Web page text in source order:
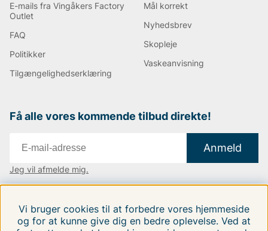
E-mails fra Vingåkers Factory
Outlet
FAQ
Politikker
Tilgængelighedserklæring
Mål korrekt
Nyhedsbrev
Skopleje
Vaskeanvisning
Få alle vores kommende tilbud direkte!
Anmeld
Jeg vil afmelde mig.
Følg os på vores sociale medier.
Vi bruger cookies til at forbedre vores hjemmeside
og for at kunne give dig en bedre oplevelse. Ved at